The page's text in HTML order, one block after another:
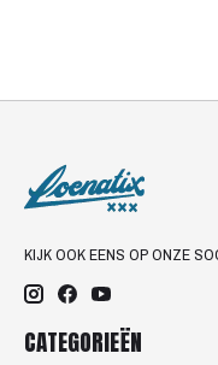
KIJK OOK EENS OP ONZE
CATEGORIEËN